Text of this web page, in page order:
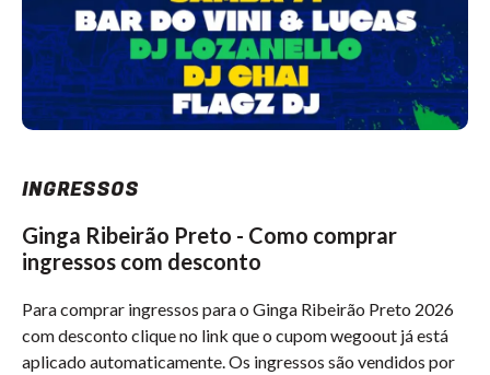
INGRESSOS
Ginga Ribeirão Preto - Como comprar
ingressos com desconto
Para comprar ingressos para o Ginga Ribeirão Preto 2026
com desconto clique no link que o cupom wegoout já está
aplicado automaticamente. Os ingressos são vendidos por